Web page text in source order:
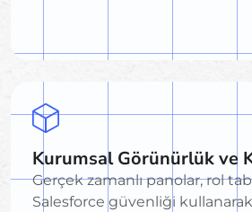
Kurumsal Görünürlük ve
Gerçek zamanlı panolar, rol
Salesforce güvenliği